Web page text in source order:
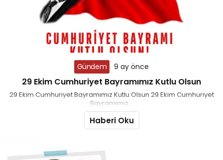
Gündem 9 ay önce
29 Ekim Cumhuriyet Bayramımız Kutlu Olsun
29 Ekim Cumhuriyet Bayramımız Kutlu Olsun 29 Ekim Cumhuriyet
Bayramımız...
Haberi Oku